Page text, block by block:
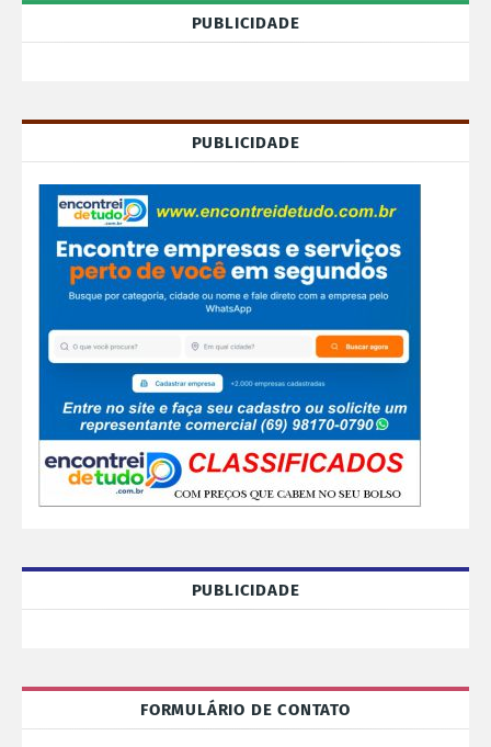
PUBLICIDADE
PUBLICIDADE
PUBLICIDADE
FORMULÁRIO DE CONTATO